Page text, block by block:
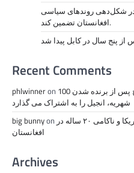
در شکل‌دهی روندهای سیاسی
افغانستان تضمین کند.
پنج سال در کابل پیدا شد
Recent Comments
phlwinneron برنده نیم فصل فوتبال کالج پس از برنده شدن 100G دلار
شهریه، انجیل را به اشتراک می گذارد
big bunnyon یازدهم سپتامبر؛ آغاز جنگ بی‌پایان آمریکا و ناکامی ۲۰ ساله در
افغانستان
Archives